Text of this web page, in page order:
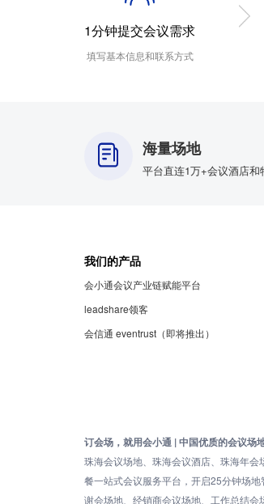
1分钟提交会议需求
填写基本信息和联系方式
海量场地
平台直连1万+会议酒店和
我们的产品
会小通会议产业链赋能平台
leadshare领客
会信通 eventrust（即将推出）
订会场，就用会小通 | 中国优质的会议场
珠海会议场地、珠海会议酒店、珠海年
餐一站式会议服务平台，开启25分钟场
谢会场地、经销商会议场地、工作总结会